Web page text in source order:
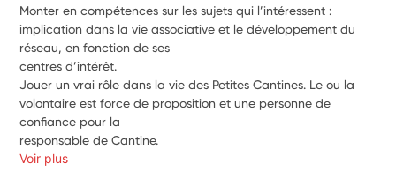
Monter en compétences sur les sujets qui l’intéressent :
implication dans la vie associative et le développement du
réseau, en fonction de ses
centres d’intérêt.
Jouer un vrai rôle dans la vie des Petites Cantines. Le ou la
volontaire est force de proposition et une personne de
confiance pour la
responsable de Cantine.
Voir plus